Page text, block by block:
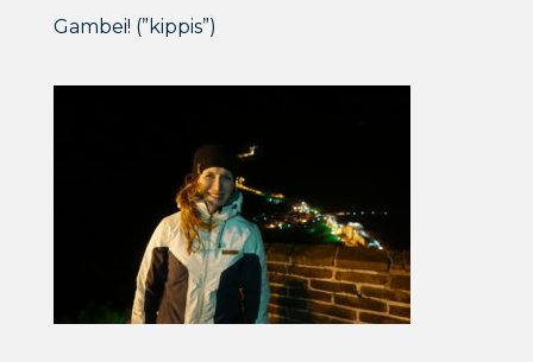
Gambei! (”kippis”)